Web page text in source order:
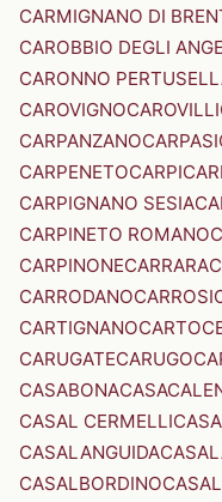
CARMIGNANO DI
CAROBBIO DEGLI
CARONNO
CAROVIGNOCAROVILLI
CARPANZANO
CARPENETOCARPI
CARPIGNANO SESIA
CARPINETO ROMANO
CARPINONECARRARA
CARRODANO
CARTIGNANO
CARUGATECARUGO
CASABONA
CASAL CERMELLI
CASALANGUIDA
CASALBORDINO